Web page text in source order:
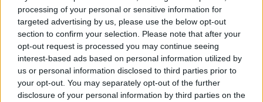
processing of your personal or sensitive information for
targeted advertising by us, please use the below opt-out
section to confirm your selection. Please note that after your
opt-out request is processed you may continue seeing
interest-based ads based on personal information utilized by
us or personal information disclosed to third parties prior to
your opt-out. You may separately opt-out of the further
disclosure of your personal information by third parties on the